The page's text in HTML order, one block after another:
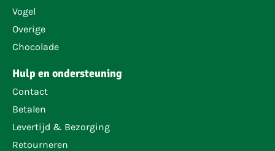
Vogel
Overige
Chocolade
Hulp en ondersteuning
Contact
Betalen
Levertijd & Bezorging
Retourneren